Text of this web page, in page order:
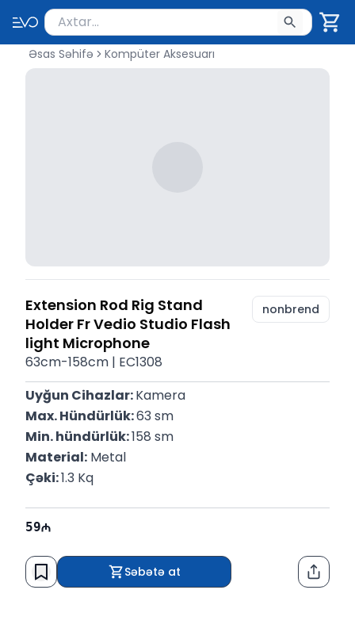
Məhsul axtar
Axtarış üçün ən azı 2 simvol yazın. Göndərmək
Əsas Səhifə Kompüter Aksesuarı
Extension Rod Rig Stand
Holder Fr Vedio Studio Flash
light Microphone
nonbrend
63cm-158cm | EC1308
Uyğun Cihazlar: Kamera
Max. Hündürlük: 63 sm
Min. hündürlük: 158 sm
Material: Metal
Çəki: 1.3 Kq
59
Səbətə at